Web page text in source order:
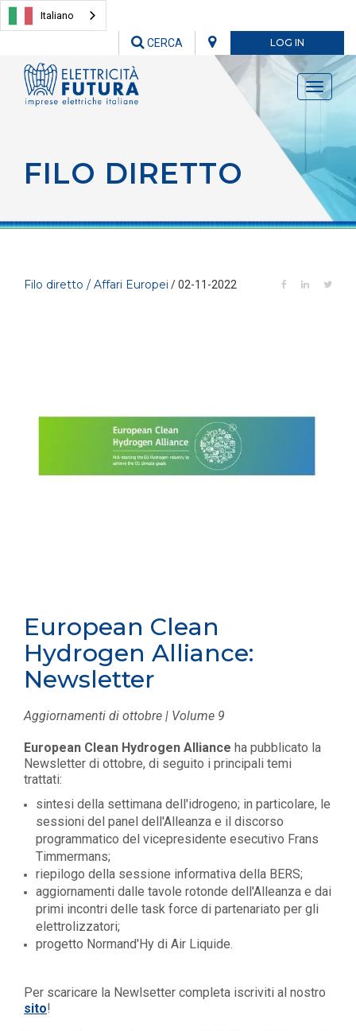
Italiano
LOG IN
CERCA
Toggle
FILO DIRETTO
Filo diretto / Affari Europei / 02-11-2022
European Clean
Hydrogen Alliance:
Newsletter
Aggiornamenti di ottobre | Volume 9
European Clean Hydrogen Alliance ha pubblicato la
Newsletter di ottobre, di seguito i principali temi
trattati:
sintesi della settimana dell'idrogeno; in particolare, le
sessioni del panel dell'Alleanza e il discorso
programmatico del vicepresidente esecutivo Frans
Timmermans;
riepilogo della sessione informativa della BERS;
aggiornamenti dalle tavole rotonde dell'Alleanza e dai
primi incontri delle task force di partenariato per gli
elettrolizzatori;
progetto Normand'Hy di Air Liquide.
Per scaricare la Newlsetter completa iscriviti al nostro
sito!